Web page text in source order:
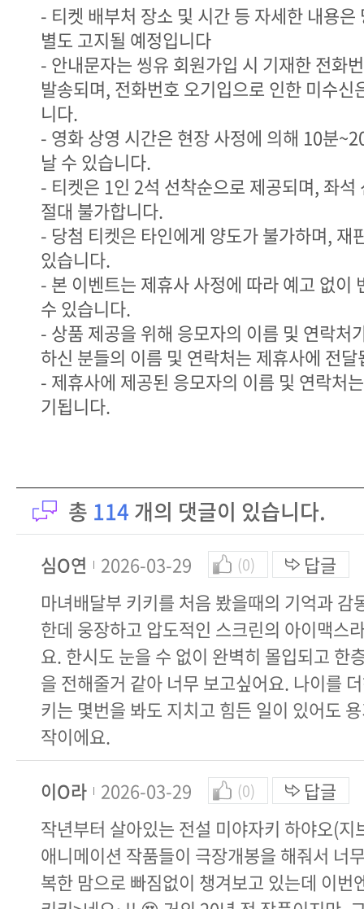
- 티켓 배부처 장소 및 시간 등 자세한 내용은
별도 고지될 예정입니다
- 안내문자는 씽유 회원가입 시 기재한 전화
발송되며, 전화번호 오기입으로 인한 미수신
니다.
- 영화 상영 시간은 현장 사정에 의해 10분
날 수 있습니다.
- 티켓은 1인 2석 선착순으로 제공되며, 좌석
절대 불가합니다.
- 당첨 티켓은 타인에게 양도가 불가하며, 재
있습니다.
- 본 이벤트는 제휴사 사정에 따라 예고 없이
수 있습니다.
- 상품 제공을 위해 응모자의 이름 및 연락처
하신 분들의 이름 및 연락처는 제휴사에 전
- 제휴사에 제공된 응모자의 이름 및 연락처
기됩니다.
총 114 개의 댓글이 있습니다.
심O연 2026-03-29 (0)
답글
마녀배달부 키키를 처음 봤을때의 기억과 감
한데 웅장하고 압도적인 스크린의 아이맥스
요. 한시도 눈을 수 없이 완벽히 몰입되고 한
을 전해줄거 같아 너무 보고싶어요. 나이를
키는 몇번을 봐도 지치고 힘든 일이 있어도
작이에요.
이O라 2026-03-29 (0)
답글
작년부터 살아있는 전설 미야자키 하야오(지
애니메이션 작품들이 극장개봉을 해줘서 너
복한 맘으로 빠짐없이 챙겨보고 있는데 이번